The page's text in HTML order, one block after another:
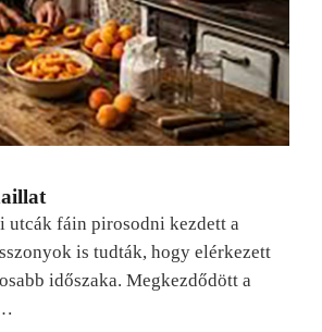
utcák fáin pirosodni kezdett a
is tudták, hogy elérkezett
időszaka. Megkezdődött a